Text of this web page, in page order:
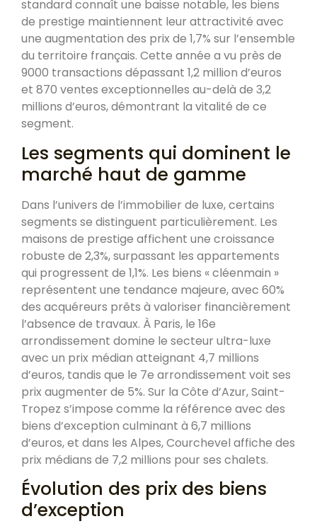
standard connaît une baisse notable, les biens
de prestige maintiennent leur attractivité avec
une augmentation des prix de 1,7% sur l’ensemble
du territoire français. Cette année a vu près de
9000 transactions dépassant 1,2 million d’euros
et 870 ventes exceptionnelles au-delà de 3,2
millions d’euros, démontrant la vitalité de ce
segment.
Les segments qui dominent le
marché haut de gamme
Dans l’univers de l’immobilier de luxe, certains
segments se distinguent particulièrement. Les
maisons de prestige affichent une croissance
robuste de 2,3%, surpassant les appartements
qui progressent de 1,1%. Les biens « cléenmain »
représentent une tendance majeure, avec 60%
des acquéreurs prêts à valoriser financièrement
l’absence de travaux. À Paris, le 16e
arrondissement domine le secteur ultra-luxe
avec un prix médian atteignant 4,7 millions
d’euros, tandis que le 7e arrondissement voit ses
prix augmenter de 5%. Sur la Côte d’Azur, Saint-
Tropez s’impose comme la référence avec des
biens d’exception culminant à 6,7 millions
d’euros, et dans les Alpes, Courchevel affiche des
prix médians de 7,2 millions pour ses chalets.
Évolution des prix des biens
d’exception